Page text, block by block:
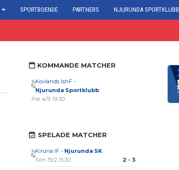
SPORTBOENDE PARTNERS NJURUNDA SPORTKLUBB
KOMMANDE MATCHER
Kovlands IshF -
Njurunda Sportklubb
Fre 4/9 19:30
SPELADE MATCHER
Kiruna IF - Njurunda SK
Sön 15/2 15:30
2 - 3